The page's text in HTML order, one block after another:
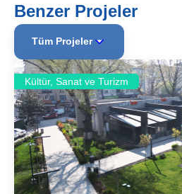
Benzer Projeler
Tüm Projeler
Kültür, Sanat ve Turizm